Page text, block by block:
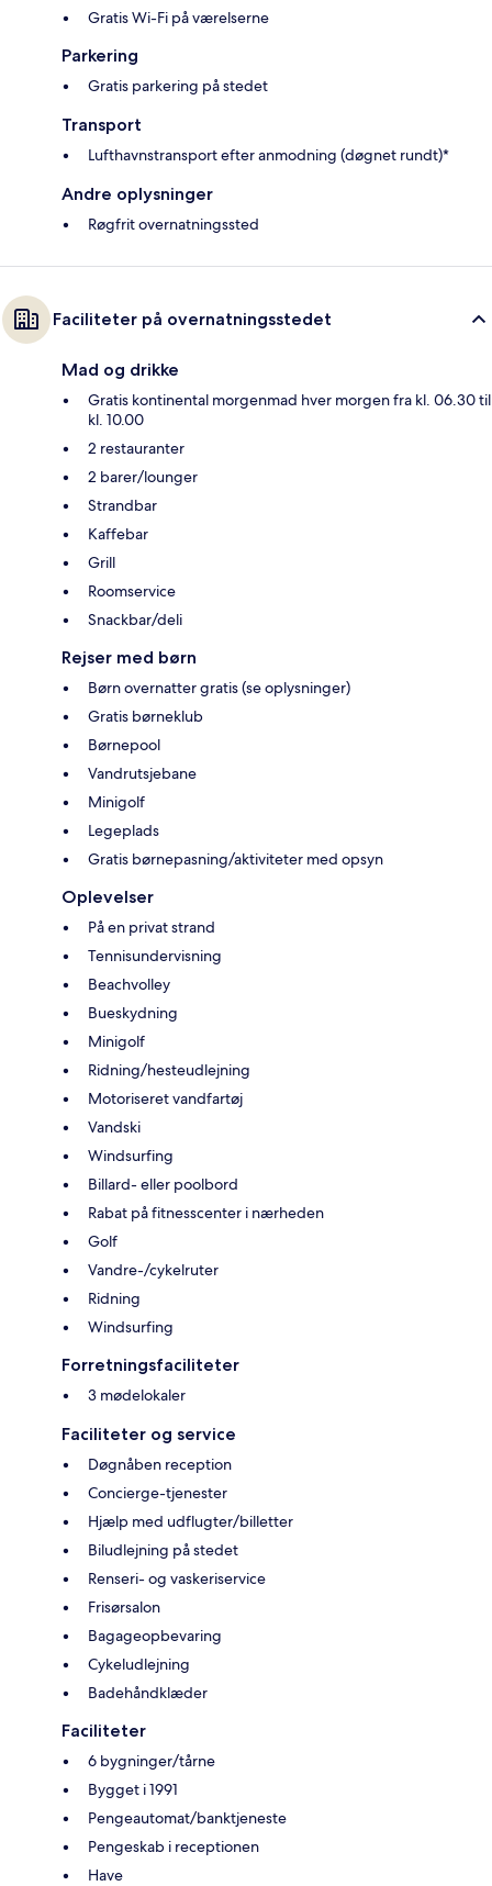
Gratis Wi-Fi på værelserne
Parkering
Gratis parkering på stedet
Transport
Lufthavnstransport efter anmodning (døgnet rundt)*
Andre oplysninger
Røgfrit overnatningssted
Faciliteter på overnatningsstedet
Mad og drikke
Gratis kontinental morgenmad hver morgen fra kl. 06.30 til
kl. 10.00
2 restauranter
2 barer/lounger
Strandbar
Kaffebar
Grill
Roomservice
Snackbar/deli
Rejser med børn
Børn overnatter gratis (se oplysninger)
Gratis børneklub
Børnepool
Vandrutsjebane
Minigolf
Legeplads
Gratis børnepasning/aktiviteter med opsyn
Oplevelser
På en privat strand
Tennisundervisning
Beachvolley
Bueskydning
Minigolf
Ridning/hesteudlejning
Motoriseret vandfartøj
Vandski
Windsurfing
Billard- eller poolbord
Rabat på fitnesscenter i nærheden
Golf
Vandre-/cykelruter
Ridning
Windsurfing
Forretningsfaciliteter
3 mødelokaler
Faciliteter og service
Døgnåben reception
Concierge-tjenester
Hjælp med udflugter/billetter
Biludlejning på stedet
Renseri- og vaskeriservice
Frisørsalon
Bagageopbevaring
Cykeludlejning
Badehåndklæder
Faciliteter
6 bygninger/tårne
Bygget i 1991
Pengeautomat/banktjeneste
Pengeskab i receptionen
Have